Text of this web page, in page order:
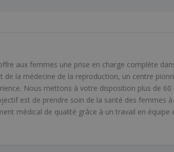
aux femmes une prise en charge complète
la médecine de la reproduction, un centre
Nous mettons à votre disposition plus de 60
est de prendre soin de la santé des femmes
médical de qualité grâce à un travail en équipe